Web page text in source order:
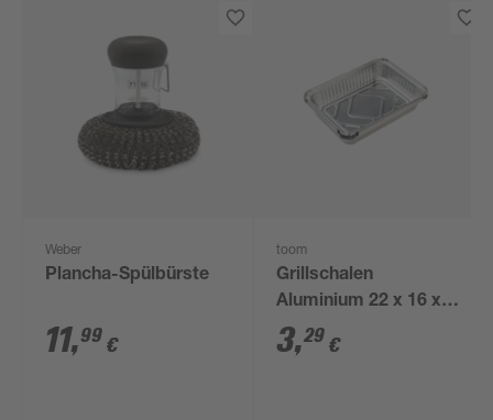
Weber
Plancha-Spülbürste
11,99 €
toom
Grillschalen
Aluminium 22 x 16 x 4
cm, 5 Stück
3,29 €